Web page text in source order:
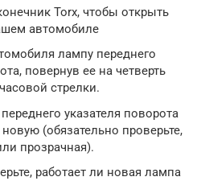
Torx, чтобы открыть
автомобиле
лампу переднего
повернув ее на четверть
стрелки.
указателя поворота
(обязательно проверьте,
прозрачная).
работает ли новая лампа